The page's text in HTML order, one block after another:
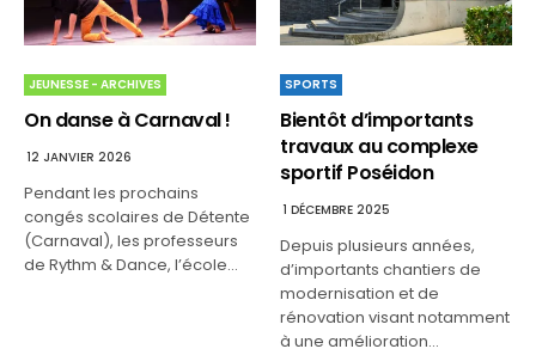
JEUNESSE - ARCHIVES
On danse à Carnaval !
12 JANVIER 2026
Pendant les prochains
congés scolaires de Détente
(Carnaval), les professeurs
de Rythm & Dance, l’école…
SPORTS
Bientôt d’importants
travaux au complexe
sportif Poséidon
1 DÉCEMBRE 2025
Depuis plusieurs années,
d’importants chantiers de
modernisation et de
rénovation visant notamment
à une amélioration…